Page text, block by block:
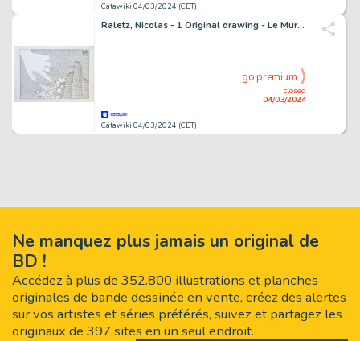
Catawiki 04/03/2024 (CET)
Raletz, Nicolas - 1 Original drawing - Le Mur - 1993
Catawiki 04/03/2024 (CET)
closed
04/03/2024
go premium
Ne manquez plus jamais un original de
BD !
Accédez à plus de 352.800 illustrations et planches
originales de bande dessinée en vente, créez des alertes
sur vos artistes et séries préférés, suivez et partagez les
originaux de 397 sites en un seul endroit.